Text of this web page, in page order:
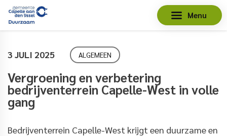
Menu
3 JULI 2025 ALGEMEEN
Vergroening en verbetering
bedrijventerrein Capelle-West in volle
gang
Bedrijventerrein Capelle-West krijgt een duurzame en